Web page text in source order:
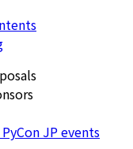
JP events